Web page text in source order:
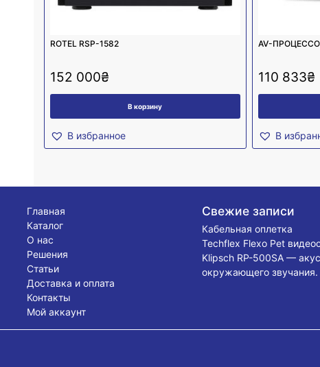
ROTEL RSP-1582
152 000₴
В корзину
В избранное
AV-
110 833₴
В
Главная
Каталог
О нас
Решения
Статьи
Доставка и оплата
Контакты
Мой аккаунт
Свежие записи
Кабельная оплетка
Techflex Flexo Pet
Klipsch RP-500SA —
окружающего звучания.